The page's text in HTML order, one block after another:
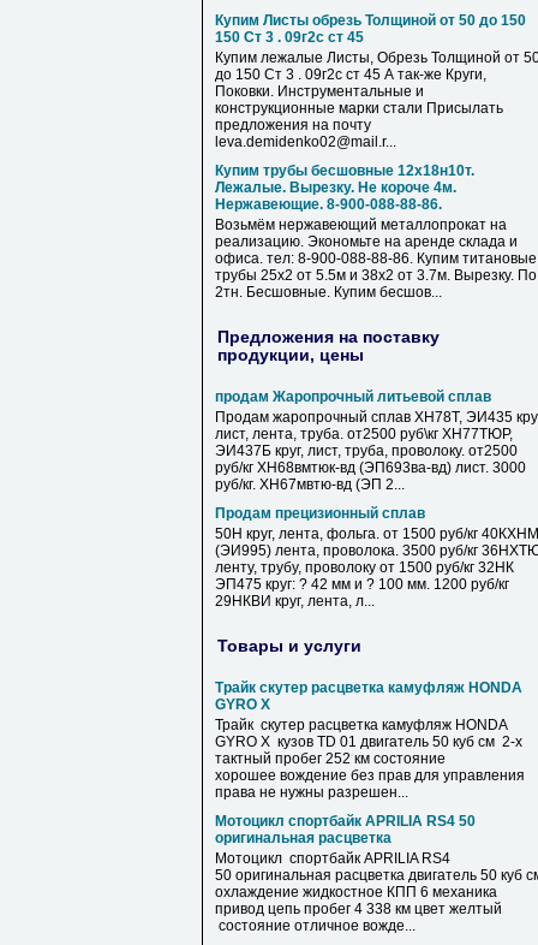
Купим Листы обрезь Толщиной от 50 до 150
150 Ст 3 . 09г2с ст 45
Купим лежалые Листы, Обрезь Толщиной от
до 150 Ст 3 . 09г2с ст 45 А так-же Круги,
Поковки. Инструментальные и
конструкционные марки стали Присылать
предложения на почту
leva.demidenko02@mail.r...
Купим трубы бесшовные 12х18н10т.
Лежалые. Вырезку. Не короче 4м.
Нержавеющие. 8-900-088-88-86.
Возьмём нержавеющий металлопрокат на
реализацию. Экономьте на аренде склада и
офиса. тел: 8-900-088-88-86. Купим титановые
трубы 25х2 от 5.5м и 38х2 от 3.7м. Вырезку. По
2тн. Бесшовные. Купим бесшов...
Предложения на поставку
продукции, цены
продам Жаропрочный литьевой сплав
Продам жаропрочный сплав ХН78Т, ЭИ435
лист, лента, труба. от2500 руб\кг ХН77ТЮР,
ЭИ437Б круг, лист, труба, проволоку. от2500
руб/кг ХН68вмтюк-вд (ЭП693ва-вд) лист. 3000
руб/кг. ХН67мвтю-вд (ЭП 2...
Продам прецизионный сплав
50Н круг, лента, фольга. от 1500 руб/кг 40КХНМ
(ЭИ995) лента, проволока. 3500 руб/кг
ленту, трубу, проволоку от 1500 руб/кг 32НК
ЭП475 круг: ? 42 мм и ? 100 мм. 1200 руб/кг
29НКВИ круг, лента, л...
Товары и услуги
Трайк скутер расцветка камуфляж HONDA
GYRO X
Трайк скутер расцветка камуфляж HONDA
GYRO X кузов TD 01 двигатель 50 куб см 2-х
тактный пробег 252 км состояние
хорошее вождение без прав для управления
права не нужны разрешен...
Мотоцикл спортбайк APRILIA RS4 50
оригинальная расцветка
Мотоцикл спортбайк APRILIA RS4
50 оригинальная расцветка двигатель 50 куб
охлаждение жидкостное КПП 6 механика
привод цепь пробег 4 338 км цвет желтый
состояние отличное вожде...